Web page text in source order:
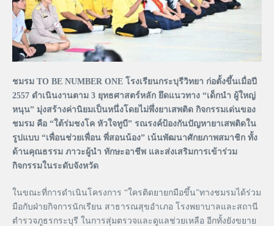
ชมรม TO BE NUMBER ONE โรงเรียนกระบุรีวิทยา ก่อตั้งขึ้นเมื่อปี
2557 ดำเนินงานตาม 3 ยุทธศาสตร์หลัก ยึดแนวทาง “เด็กนำ ผู้ใหญ่
หนุน” มุ่งสร้างค่านิยมเป็นหนึ่งโดยไม่พึ่งยาเสพติด กิจกรรมเด่นของ
ชมรม คือ “ใต้ร่มชงโค หัวใจทูบี” รณรงค์ป้องกันปัญหายาเสพติดใน
รูปแบบ “เพื่อนช่วยเพื่อน พี่สอนน้อง” เน้นพัฒนาศักยภาพสมาชิก ทั้ง
ด้านคุณธรรม ภาวะผู้นำ ทักษะอาชีพ และส่งเสริมการเข้าร่วม
กิจกรรมในระดับจังหวัด
ในขณะที่การดำเนินโครงการ “ใครติดยายกมือขึ้น”ทางชมรมได้ร่วม
มือกับฝ่ายกิจการนักเรียน สาธารณสุขอำเภอ โรงพยาบาลและสถานี
ตำรวจภูธรกระบุรี ในการสุ่มตรวจและดูแลช่วยเหลือ อีกทั้งยังขยาย